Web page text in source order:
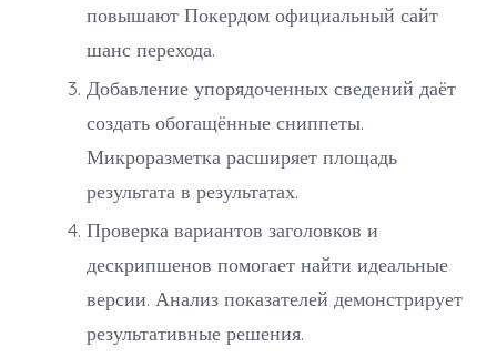
повышают Покердом официальный сайт
шанс перехода.
Добавление упорядоченных сведений даёт
создать обогащённые сниппеты.
Микроразметка расширяет площадь
результата в результатах.
Проверка вариантов заголовков и
дескрипшенов помогает найти идеальные
версии. Анализ показателей демонстрирует
результативные решения.